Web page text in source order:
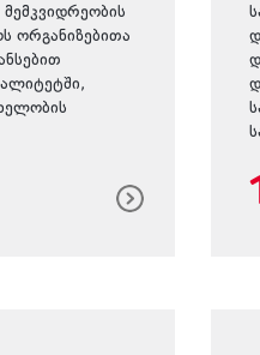
ორგანიზებითა